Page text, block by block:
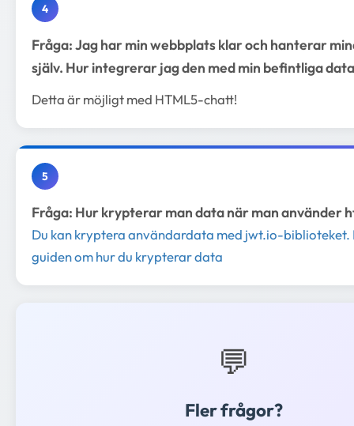
4
Fråga: Jag har min webbplats klar och hanterar
själv. Hur integrerar jag den med min befintliga
Detta är möjligt med HTML5-chatt!
5
Fråga: Hur krypterar man data när man använder
Du kan kryptera användardata med jwt.io-biblioteket.
guiden om hur du krypterar data
💬
Fler frågor?